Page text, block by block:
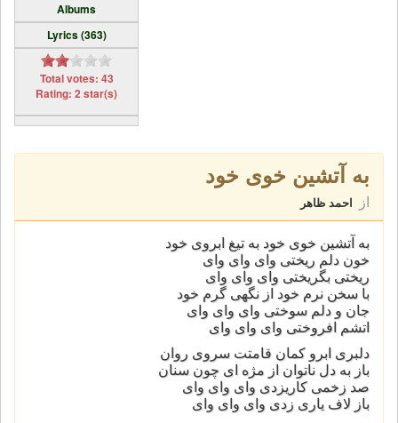
Albums
Lyrics (363)
Total votes: 43
Rating: 2 star(s)
به آتشین خوی خود
از احمد ظاهر
به آتشین خوی خود به تیغ ابروی خود
خون دلم ریختی وای وای وای
ریختی بگریختی وای وای وای
با سخن نرم خود از نگهی گرم خود
جان و دلم سوختی وای وای وای
اتشم افروختی وای وای وای
دلبری ابرو کمان قامتت سروی روان
باز به دل ناتوان از مژه ای چون سنان
صد زخمی کاریزدی وای وای وای
باز لاف یاری زدی وای وای وای